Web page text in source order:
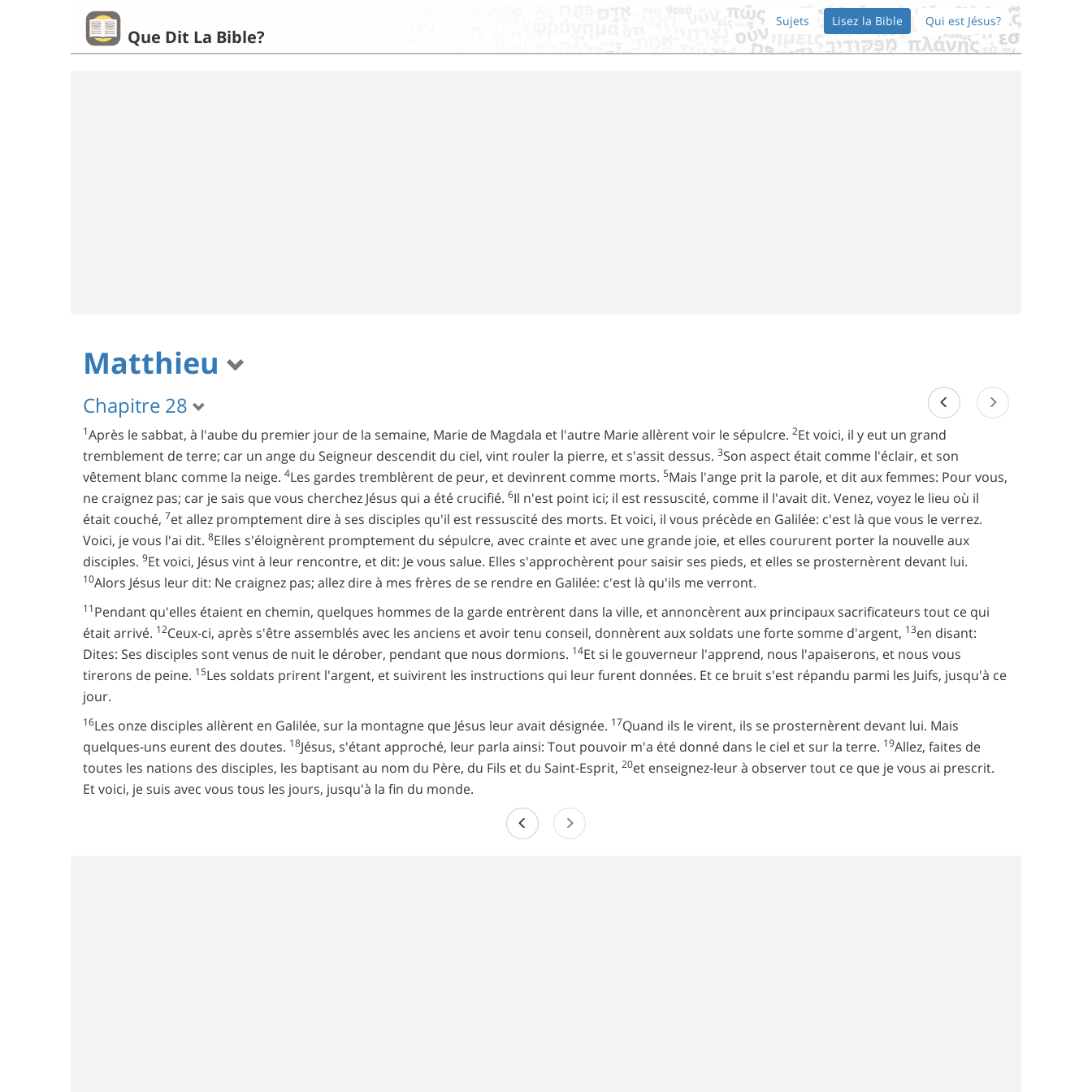
Que Dit La Bible?
Sujets Lisez la Bible Qui est Jésus?
Matthieu
Chapitre 28
1Après le sabbat, à l'aube du premier jour de la semaine, Marie de Magdala et l'autre Marie allèrent voir le sépulcre. 2Et voici, il y eut un grand
tremblement de terre; car un ange du Seigneur descendit du ciel, vint rouler la pierre, et s'assit dessus. 3Son aspect était comme l'éclair, et son
vêtement blanc comme la neige. 4Les gardes tremblèrent de peur, et devinrent comme morts. 5Mais l'ange prit la parole, et dit aux femmes: Pour vous,
ne craignez pas; car je sais que vous cherchez Jésus qui a été crucifié. 6Il n'est point ici; il est ressuscité, comme il l'avait dit. Venez, voyez le lieu où il
était couché, 7et allez promptement dire à ses disciples qu'il est ressuscité des morts. Et voici, il vous précède en Galilée: c'est là que vous le verrez.
Voici, je vous l'ai dit. 8Elles s'éloignèrent promptement du sépulcre, avec crainte et avec une grande joie, et elles coururent porter la nouvelle aux
disciples. 9Et voici, Jésus vint à leur rencontre, et dit: Je vous salue. Elles s'approchèrent pour saisir ses pieds, et elles se prosternèrent devant lui.
10Alors Jésus leur dit: Ne craignez pas; allez dire à mes frères de se rendre en Galilée: c'est là qu'ils me verront.
11Pendant qu'elles étaient en chemin, quelques hommes de la garde entrèrent dans la ville, et annoncèrent aux principaux sacrificateurs tout ce qui
était arrivé. 12Ceux-ci, après s'être assemblés avec les anciens et avoir tenu conseil, donnèrent aux soldats une forte somme d'argent, 13en disant:
Dites: Ses disciples sont venus de nuit le dérober, pendant que nous dormions. 14Et si le gouverneur l'apprend, nous l'apaiserons, et nous vous
tirerons de peine. 15Les soldats prirent l'argent, et suivirent les instructions qui leur furent données. Et ce bruit s'est répandu parmi les Juifs, jusqu'à ce
jour.
16Les onze disciples allèrent en Galilée, sur la montagne que Jésus leur avait désignée. 17Quand ils le virent, ils se prosternèrent devant lui. Mais
quelques-uns eurent des doutes. 18Jésus, s'étant approché, leur parla ainsi: Tout pouvoir m'a été donné dans le ciel et sur la terre. 19Allez, faites de
toutes les nations des disciples, les baptisant au nom du Père, du Fils et du Saint-Esprit, 20et enseignez-leur à observer tout ce que je vous ai prescrit.
Et voici, je suis avec vous tous les jours, jusqu'à la fin du monde.